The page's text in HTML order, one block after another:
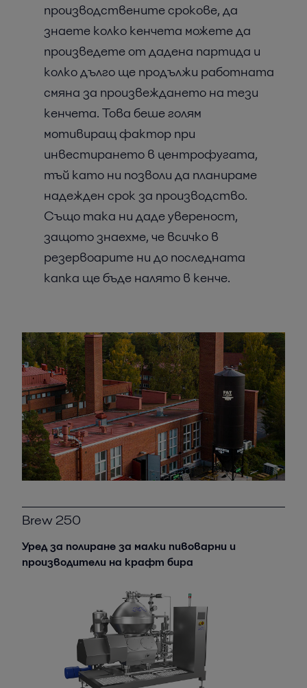
производствените срокове, да
знаете колко кенчета можете да
произведете от дадена партида и
колко дълго ще продължи работната
смяна за произвеждането на тези
кенчета. Това беше голям
мотивиращ фактор при
инвестирането в центрофугата,
тъй като ни позволи да планираме
надежден срок за производство.
Също така ни даде увереност,
защото знаехме, че всичко в
резервоарите ни до последната
капка ще бъде налято в кенче.
Brew 250
Уред за полиране за малки пивоварни и
производители на крафт бира